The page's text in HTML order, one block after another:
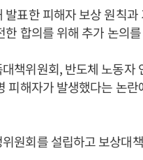
발표한 피해자 보상 원칙
한 합의를 위해 추가 논의
책위원회, 반도체 노동자
피해자가 발생했다는 논
원회를 설립하고 보상대